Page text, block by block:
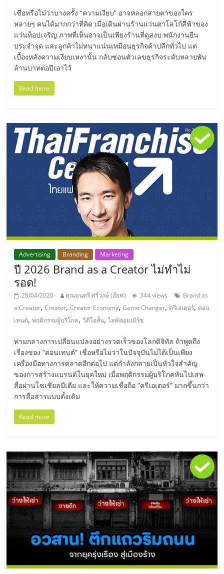
รวม
ข้อมูล
ธุรกิจ
SME
แห่ง
ThaiSMEsCenter,
เอ
รน
ไชส์,
รวม
ขาย
แฟ
รน
ไชส์
แฟ
รน
ไชส์
ขาย
ลงทุน
น้อย
คืน
ทุน
ไว,
และ
เชื่อหรือไม่ว่าบางครั้ง “ความเงียบ” อาจหลอกสายตาของใคร
หลายๆ คนได้มากกว่าที่คิด เมื่อเดินผ่านร้านแว่นตาโลโก้สีฟ้าของ
แว่นท็อปเจริญ ภาพที่เห็นอาจเป็นเพียงร้านที่ดูสงบ พนักงานยืน
ประจำจุด และลูกค้าไม่หนาแน่นเหมือนธุรกิจค้าปลีกทั่วไป แต่
เบื้องหลังความเงียบเหงานั้น กลับซ่อนตัวเลขธุรกิจระดับหลายพัน
ล้านบาทต่อปีเอาไว้
Read more
Advertising Branding Marketing
ปี 2026 Brand as a Creator ไม่ทำไม่
รอด!
28/04/2026 คุณมนตรี ศรีวงษ์ (อ๊อฟ) 344 views
Brand as
a Creator,Creator,Creator Economy,Game Changer, ครีเอเตอร์, คอน
เทนต์,พฤติกรรมผู้บริโภค,วิดีโอสั้น,ไลฟ์คอมเมิร์ซ
ท่ามกลางการเปลี่ยนแปลงอย่างรวดเร็วของโลกดิจิทัล ถ้าพูดถึง
เรื่องของ “คอนเทนต์” เชื่อหรือไม่ว่าในปัจจุบันไม่ได้เป็นเพียง
เครื่องมือทางการตลาดอีกต่อไป แต่กำลังกลายเป็นหัวใจสำคัญ
ของการสร้างแบรนด์ในยุคใหม่ เมื่อพฤติกรรมผู้บริโภคหันไปเสพ
สื่อผ่านโซเชียลมีเดีย และให้ความเชื่อถือ “ครีเอเตอร์” มากขึ้นกว่า
การสื่อสารแบบดั้งเดิม
Read more